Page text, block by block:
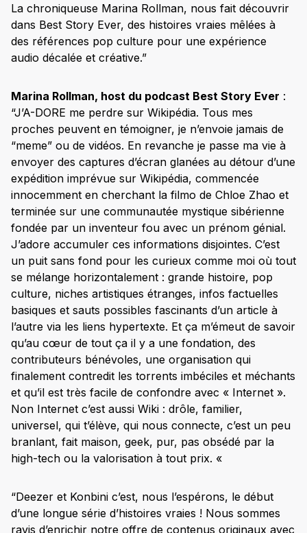
La chroniqueuse Marina Rollman, nous fait découvrir
dans Best Story Ever, des histoires vraies mêlées à
des références pop culture pour une expérience
audio décalée et créative.”
Marina Rollman, host du podcast Best Story Ever :
“J’A-DORE me perdre sur Wikipédia. Tous mes
proches peuvent en témoigner, je n’envoie jamais de
“meme” ou de vidéos. En revanche je passe ma vie à
envoyer des captures d’écran glanées au détour d’une
expédition imprévue sur Wikipédia, commencée
innocemment en cherchant la filmo de Chloe Zhao et
terminée sur une communautée mystique sibérienne
fondée par un inventeur fou avec un prénom génial.
J’adore accumuler ces informations disjointes. C’est
un puit sans fond pour les curieux comme moi où tout
se mélange horizontalement : grande histoire, pop
culture, niches artistiques étranges, infos factuelles
basiques et sauts possibles fascinants d’un article à
l’autre via les liens hypertexte. Et ça m’émeut de savoir
qu’au cœur de tout ça il y a une fondation, des
contributeurs bénévoles, une organisation qui
finalement contredit les torrents imbéciles et méchants
et qu’il est très facile de confondre avec « Internet ».
Non Internet c’est aussi Wiki : drôle, familier,
universel, qui t’élève, qui nous connecte, c’est un peu
branlant, fait maison, geek, pur, pas obsédé par la
high-tech ou la valorisation à tout prix. «
“Deezer et Konbini c’est, nous l’espérons, le début
d’une longue série d’histoires vraies ! Nous sommes
ravis d’enrichir notre offre de contenus originaux avec